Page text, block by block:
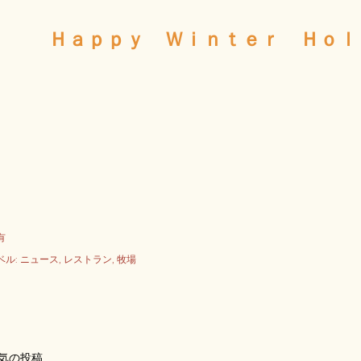
Ｈａｐｐｙ Ｗｉｎｔｅｒ Ｈｏｌ
ル: ニュース レストラン 牧場
の投稿